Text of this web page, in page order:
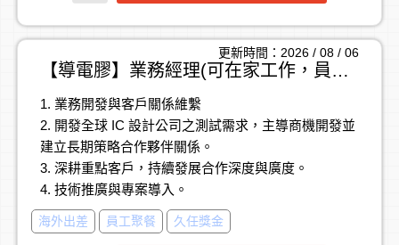
【導電膠】業務經理(可在家工作，員工認股福利)
更新時間：2026 / 08 / 06
1. 業務開發與客戶關係維繫
2. 開發全球 IC 設計公司之測試需求，主導商機開發並
建立長期策略合作夥伴關係。
3. 深耕重點客戶，持續發展合作深度與廣度。
4. 技術推廣與專案導入。
5. 負責 IC 測試解決方案之推廣，從客戶產品開發初期
即切入導入至量產階段。
海外出差 員工聚餐 久任獎金